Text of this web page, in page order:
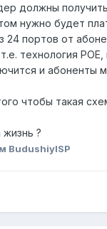
должны
нужно будет
24 портов от
технология
и абоненты
чтобы такая
?
BudushiyISP